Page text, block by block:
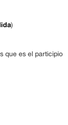
)
que es el participio